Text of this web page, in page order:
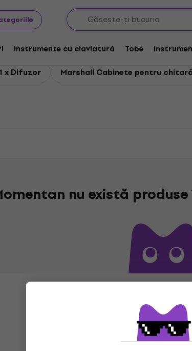
Instrumente cu claviatură Tobe
chitară
pentru chitară
x Difuzor Marshall Cabinete pentru
nu există